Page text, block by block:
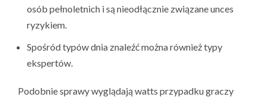
osób pełnoletnich i są nieodłącznie związane unces
ryzykiem.
Spośród typów dnia znaleźć można również typy
ekspertów.
Podobnie sprawy wyglądają watts przypadku graczy